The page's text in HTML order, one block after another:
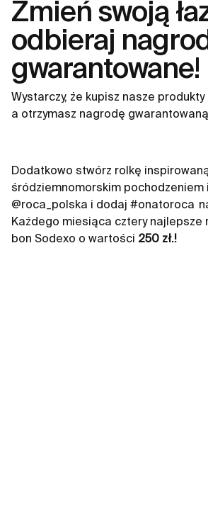
Zmień swoją
odbieraj
gwarantowane!
Wystarczy, że kupisz nasze produkty
a otrzymasz nagrodę
Dodatkowo stwórz rolkę
śródziemnomorskim pochodzeniem
@roca_polska i dodaj #onatoroca
Każdego miesiąca cztery najlepsze
bon Sodexo o wartości 250 zł.!